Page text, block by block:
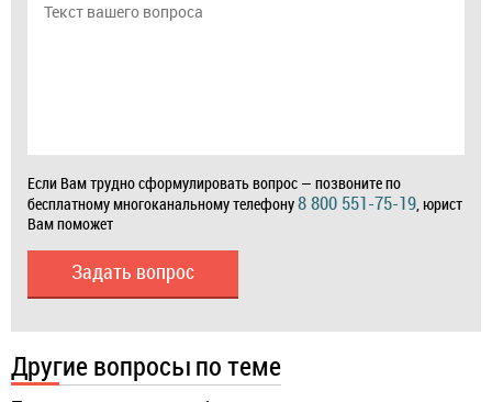
Если Вам трудно сформулировать вопрос — позвоните по
бесплатному многоканальному телефону8 800 551-75-19, юрист
Вам поможет
Задать вопрос
Другие вопросы по теме